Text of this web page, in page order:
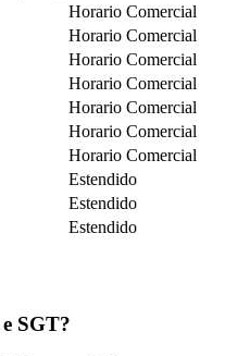
Horario Comercial
Horario Comercial
Horario Comercial
Horario Comercial
Horario Comercial
Horario Comercial
Horario Comercial
Estendido
Estendido
Estendido
SGT?